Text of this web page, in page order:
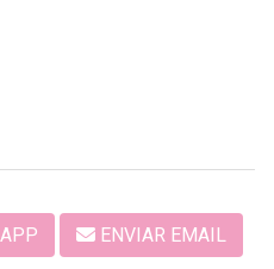
ENVIAR EMAIL